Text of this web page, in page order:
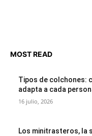
MOST READ
Tipos de colchones:
adapta a cada
16 julio, 2026
Los minitrasteros, la